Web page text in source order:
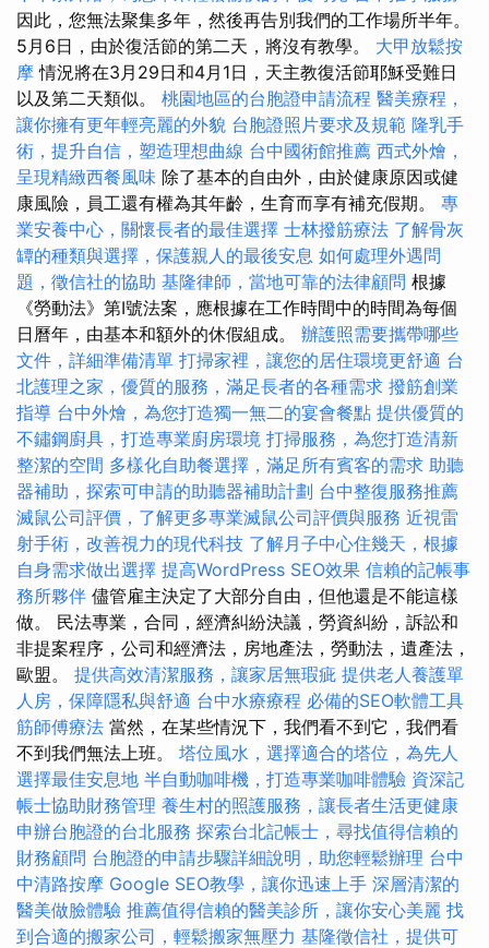
因此，您無法聚集多年，然後再告別我們的工作場所半年。
5月6日，由於復活節的第二天，將沒有教學。 大甲放鬆按
摩情況將在3月29日和4月1日，天主教復活節耶穌受難日
以及第二天類似。 桃園地區的台胞證申請流程 醫美療程，
讓你擁有更年輕亮麗的外貌 台胞證照片要求及規範 隆乳手
術，提升自信，塑造理想曲線 台中國術館推薦 西式外燴，
呈現精緻西餐風味 除了基本的自由外，由於健康原因或健
康風險，員工還有權為其年齡，生育而享有補充假期。 專
業安養中心，關懷長者的最佳選擇 士林撥筋療法 了解骨灰
罈的種類與選擇，保護親人的最後安息 如何處理外遇問
題，徵信社的協助 基隆律師，當地可靠的法律顧問 根據
《勞動法》第I號法案，應根據在工作時間中的時間為每個
日曆年，由基本和額外的休假組成。 辦護照需要攜帶哪些
文件，詳細準備清單 打掃家裡，讓您的居住環境更舒適 台
北護理之家，優質的服務，滿足長者的各種需求 撥筋創業
指導 台中外燴，為您打造獨一無二的宴會餐點 提供優質的
不鏽鋼廚具，打造專業廚房環境 打掃服務，為您打造清新
整潔的空間 多樣化自助餐選擇，滿足所有賓客的需求 助聽
器補助，探索可申請的助聽器補助計劃 台中整復服務推薦
滅鼠公司評價，了解更多專業滅鼠公司評價與服務 近視雷
射手術，改善視力的現代科技 了解月子中心住幾天，根據
自身需求做出選擇 提高WordPress SEO效果 信賴的記帳事
務所夥伴 儘管雇主決定了大部分自由，但他還是不能這樣
做。 民法專業，合同，經濟糾紛決議，勞資糾紛，訴訟和
非提案程序，公司和經濟法，房地產法，勞動法，遺產法，
歐盟。 提供高效清潔服務，讓家居無瑕疵 提供老人養護單
人房，保障隱私與舒適 台中水療療程 必備的SEO軟體工具
筋師傅療法 當然，在某些情況下，我們看不到它，我們看
不到我們無法上班。 塔位風水，選擇適合的塔位，為先人
選擇最佳安息地 半自動咖啡機，打造專業咖啡體驗 資深記
帳士協助財務管理 養生村的照護服務，讓長者生活更健康
申辦台胞證的台北服務 探索台北記帳士，尋找值得信賴的
財務顧問 台胞證的申請步驟詳細說明，助您輕鬆辦理 台中
中清路按摩 Google SEO教學，讓你迅速上手 深層清潔的
醫美做臉體驗 推薦值得信賴的醫美診所，讓你安心美麗 找
到合適的搬家公司，輕鬆搬家無壓力 基隆徵信社，提供可